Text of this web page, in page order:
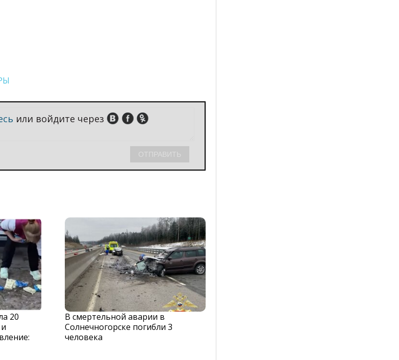
или войдите через
20
В смертельной аварии в
Солнечногорске погибли 3
человека